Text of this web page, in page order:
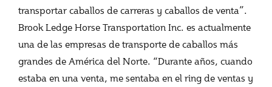
transportar caballos de carreras y caballos de venta”.
Brook Ledge Horse Transportation Inc. es actualmente
una de las empresas de transporte de caballos más
grandes de América del Norte. “Durante años, cuando
estaba en una venta, me sentaba en el ring de ventas y